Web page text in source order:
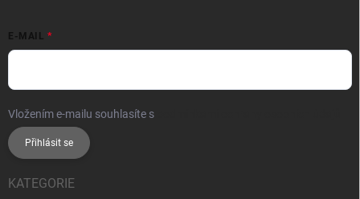
E-MAIL
Vložením e-mailu souhlasíte s
Přihlásit se
KATEGORIE